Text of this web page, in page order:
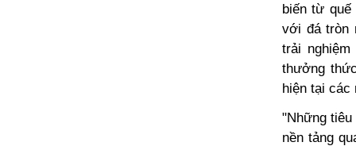
biến từ
với đá tròn
trải
thưởng
hiện tại các
"Những
nền tảng